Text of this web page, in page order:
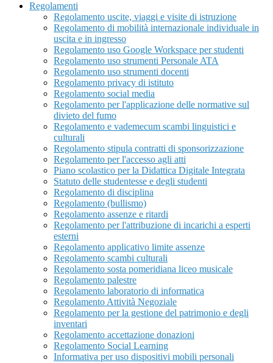
Regolamenti
Regolamento uscite, viaggi e visite di istruzione
Regolamento di mobilità internazionale individuale in
uscita e in ingresso
Regolamento uso Google Workspace per studenti
Regolamento uso strumenti Personale ATA
Regolamento uso strumenti docenti
Regolamento privacy di istituto
Regolamento social media
Regolamento per l'applicazione delle normative sul
divieto del fumo
Regolamento e vademecum scambi linguistici e
culturali
Regolamento stipula contratti di sponsorizzazione
Regolamento per l'accesso agli atti
Piano scolastico per la Didattica Digitale Integrata
Statuto delle studentesse e degli studenti
Regolamento di disciplina
Regolamento (bullismo)
Regolamento assenze e ritardi
Regolamento per l'attribuzione di incarichi a esperti
esterni
Regolamento applicativo limite assenze
Regolamento scambi culturali
Regolamento sosta pomeridiana liceo musicale
Regolamento palestre
Regolamento laboratorio di informatica
Regolamento Attività Negoziale
Regolamento per la gestione del patrimonio e degli
inventari
Regolamento accettazione donazioni
Regolamento Social Learning
Informativa per uso dispositivi mobili personali